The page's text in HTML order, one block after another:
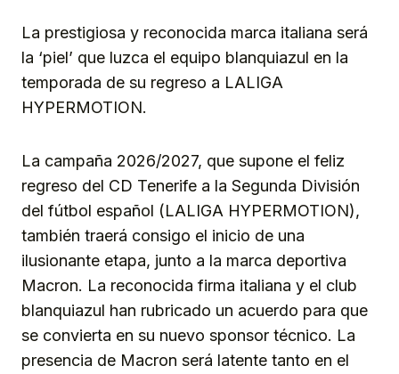
La prestigiosa y reconocida marca italiana será
la ‘piel’ que luzca el equipo blanquiazul en la
temporada de su regreso a LALIGA
HYPERMOTION.
La campaña 2026/2027, que supone el feliz
regreso del CD Tenerife a la Segunda División
del fútbol español (LALIGA HYPERMOTION),
también traerá consigo el inicio de una
ilusionante etapa, junto a la marca deportiva
Macron. La reconocida firma italiana y el club
blanquiazul han rubricado un acuerdo para que
se convierta en su nuevo sponsor técnico. La
presencia de Macron será latente tanto en el